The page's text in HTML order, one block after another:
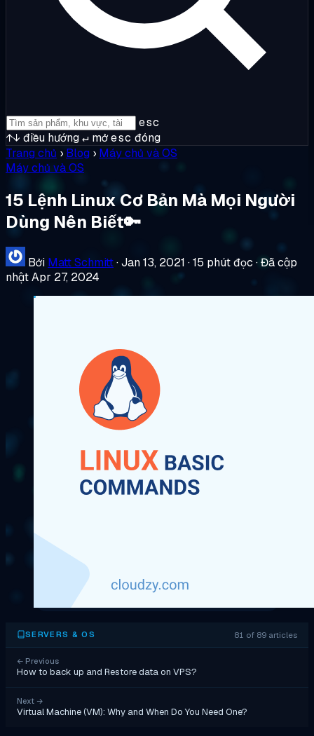
esc
↑↓ điều hướng↵ mởesc đóng
Trang chủ › Blog › Máy chủ và OS
Máy chủ và OS
15 Lệnh Linux Cơ Bản Mà Mọi Người
Dùng Nên Biết🔑
Bởi Matt Schmitt·Jan 13, 2021 ·15 phút đọc ·Đã cập
nhật Apr 27, 2024
SERVERS & OS 81 of 89 articles
← Previous
How to back up and Restore data on VPS?
Next →
Virtual Machine (VM): Why and When Do You Need One?